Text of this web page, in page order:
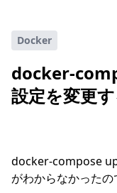
Docker
docker-
設定を変更
docker-compose
がわからなかったの